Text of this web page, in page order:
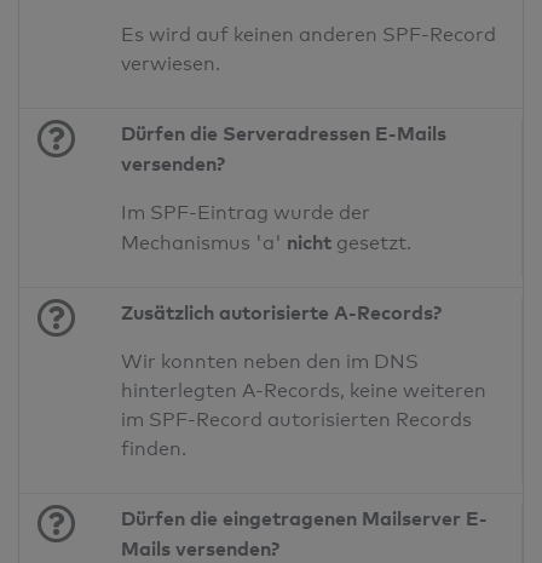
Es wird auf keinen anderen SPF-Record
verwiesen.
Dürfen die Serveradressen E-Mails
versenden?
Im SPF-Eintrag wurde der
Mechanismus 'a' nicht gesetzt.
Zusätzlich autorisierte A-Records?
Wir konnten neben den im DNS
hinterlegten A-Records, keine weiteren
im SPF-Record autorisierten Records
finden.
Dürfen die eingetragenen Mailserver E-
Mails versenden?